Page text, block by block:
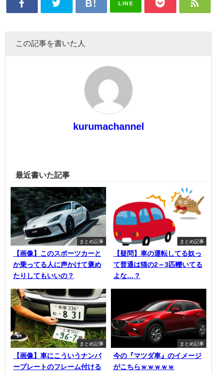
LINE
この記事を書いた人
kurumachannel
最近書いた記事
まとめ記事
【画像】このスポーツカーと
か乗ってる人に声かけて褒め
たりしてもいいの？
まとめ記事
【疑問】車の運転してる奴っ
て普通は猫の2～3匹轢いてる
よな…？
まとめ記事
【画像】車にこういうナンバ
ープレートのフレーム付ける
まとめ記事
今の『マツダ車』のイメージ
がこちらｗｗｗｗｗ